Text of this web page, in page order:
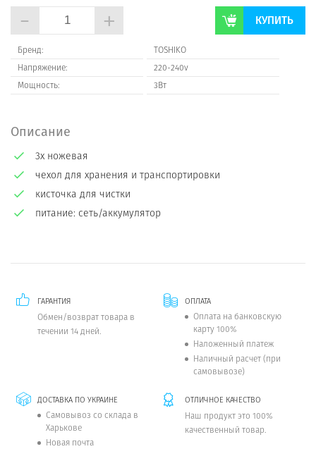
- + КУПИТЬ
Бренд:
TOSHIKO
Напряжение:
220-240v
Мощность:
3Вт
Описание
3х ножевая
чехол для хранения и транспортировки
кисточка для чистки
питание: сеть/аккумулятор
ГАРАНТИЯ
Обмен/возврат товара в
течении 14 дней.
ОПЛАТА
Оплата на банковскую
карту 100%
Наложенный платеж
Наличный расчет (при
самовывозе)
ДОСТАВКА ПО УКРАИНЕ
Самовывоз со склада в
Харькове
Новая почта
ОТЛИЧНОЕ КАЧЕСТВО
Наш продукт это 100%
качественный товар.